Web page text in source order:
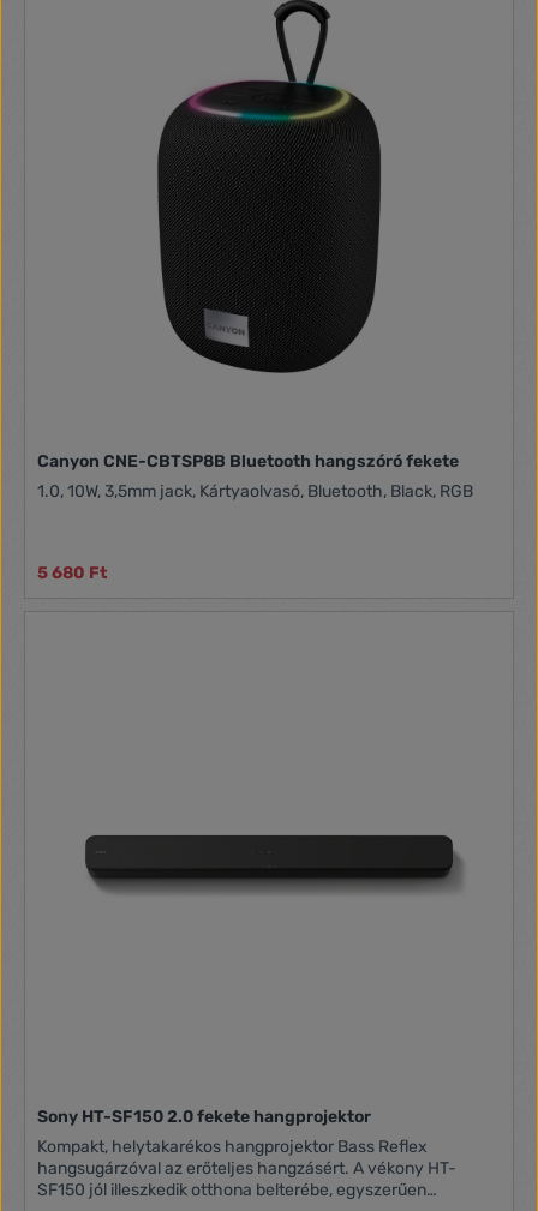
hangszóró-használati lehetőség Csoportképzés Térhangzás
Többhangszórós technológia: DTS Play-Fi. Többhelyiséges
Kompatibilitás: Vezérlés okostelefonos/táblagépes
Termék méretei Mélység: 40 cm Magasság: 39 cm
Szélesség: 24 cm Tömeg: 8,6 kg
Canyon CNE-CBTSP8B Bluetooth hangszóró fekete
1.0, 10W, 3,5mm jack, Kártyaolvasó, Bluetooth, Black, RGB
5 680 Ft
Sony HT-SF150 2.0 fekete hangprojektor
Kompakt, helytakarékos hangprojektor Bass Reflex
hangsugárzóval az erőteljes hangzásért. A vékony HT-
SF150 jól illeszkedik otthona belterébe, egyszerűen